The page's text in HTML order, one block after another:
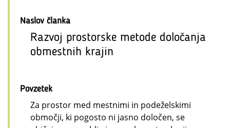
Naslov članka
Razvoj prostorske metode določanja
obmestnih krajin
Povzetek
Za prostor med mestnimi in podeželskimi
območji, ki pogosto ni jasno določen, se